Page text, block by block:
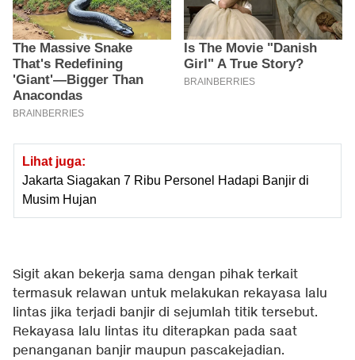
Lihat juga:
Jakarta Siagakan 7 Ribu Personel Hadapi Banjir di
Musim Hujan
Sigit akan bekerja sama dengan pihak terkait
termasuk relawan untuk melakukan rekayasa lalu
lintas jika terjadi banjir di sejumlah titik tersebut.
Rekayasa lalu lintas itu diterapkan pada saat
penanganan banjir maupun pascakejadian.